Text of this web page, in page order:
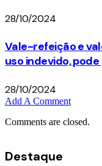
28/10/2024
Vale-refeição e
uso indevido,
28/10/2024
Add A Comment
Comments are closed.
Destaque